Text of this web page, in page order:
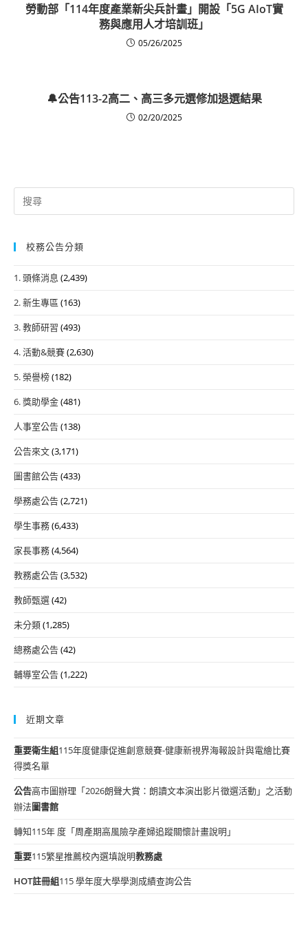
勞動部「114年度產業新尖兵計畫」開設「5G AIoT實
務與應用人才培訓班」
05/26/2025
🔔公告113-2高二、高三多元選修加退選結果
02/20/2025
Search
for:
校務公告分類
1. 頭條消息 (2,439)
2. 新生專區 (163)
3. 教師研習 (493)
4. 活動&競賽(2,630)
5. 榮譽榜(182)
6. 獎助學金(481)
人事室公告(138)
公告來文(3,171)
圖書館公告(433)
學務處公告(2,721)
學生事務(6,433)
家長事務(4,564)
教務處公告(3,532)
教師甄選(42)
未分類(1,285)
總務處公告(42)
輔導室公告(1,222)
近期文章
重要衛生組115年度健康促進創意競賽-健康新視界海報設計與電繪比賽
得獎名單
公告高市圖辦理「2026朗聲大賞：朗讀文本演出影片徵選活動」之活動
辦法圖書館
轉知115年 度「周產期高風險孕產婦追蹤關懷計畫說明」
重要115繁星推薦校內選填說明教務處
HOT註冊組115 學年度大學學測成績查詢公告